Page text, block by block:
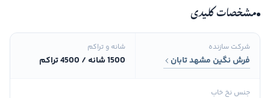
مشخصات کلیدی
شرکت سازنده
فرش نگین مشهد تابان
شانه و تراکم
1500 شانه / 4500 تراکم
جنس نخ خاب